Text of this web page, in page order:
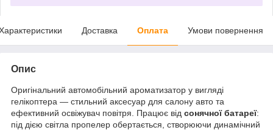
Доставка Оплата Умови повернення
Опис
Оригінальний автомобільний ароматизатор у вигляді
гелікоптера — стильний аксесуар для салону авто та
ефективний освіжувач повітря. Працює від сонячної батареї:
під дією світла пропелер обертається, створюючи динамічний